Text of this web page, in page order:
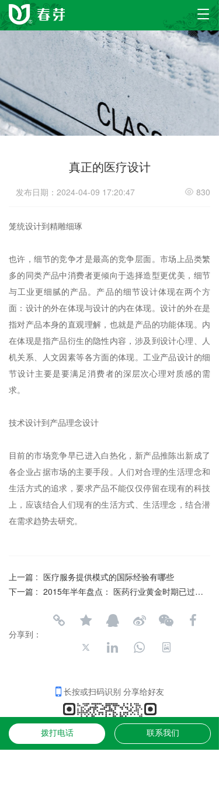
T
o
g
g
e
n
a
n
真正的医疗设计
发布日期：2024-04-09 17:20:47 830
笼统设计到精雕细琢
也许，细节的竞争才是最高的竞争层面。市场上品类繁
多的同类产品中消费者更倾向于选择造型更优美，细节
与工业更细腻的产品。产品的细节设计体现在两个方
面：设计的外在体现与设计的内在体现。设计的外在是
指对产品本身的直观理解，也就是产品的功能体现。内
在体现是指产品衍生的隐性内容，涉及到设计心理、人
机关系、人文因素等各方面的体现。工业产品设计的细
节设计主要是要满足消费者的深层次心理对质感的需
求。
技术设计到产品理念设计
目前的市场竞争早已进入白热化，新产品推陈出新成了
各企业占据市场的主要手段。人们对合理的生活理念和
生活方式的追求，要求产品不能仅仅停留在现有的科技
上，应该结合人们现有的生活方式、生活理念，结合潜
在需求趋势去研究。
上一篇 : 医疗服务提供模式的国际经验有哪些
下一篇 : 2015年半年盘点： 医药行业黄金时期已过，医疗服务&器械成投资热点
分享到：
长按或扫码识别 分享给好友
拨打电话 联系我们